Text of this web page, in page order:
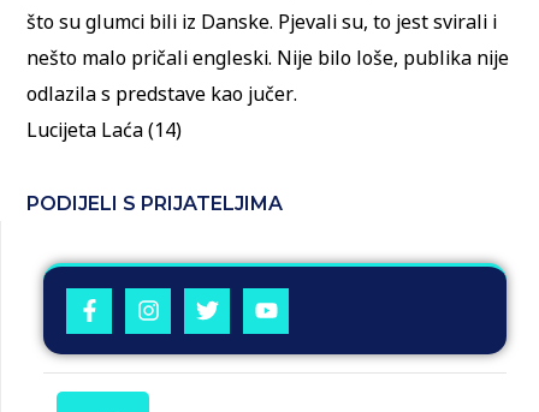
što su glumci bili iz Danske. Pjevali su, to jest svirali i
nešto malo pričali engleski. Nije bilo loše, publika nije
odlazila s predstave kao jučer.
Lucijeta Laća (14)
PODIJELI S PRIJATELJIMA